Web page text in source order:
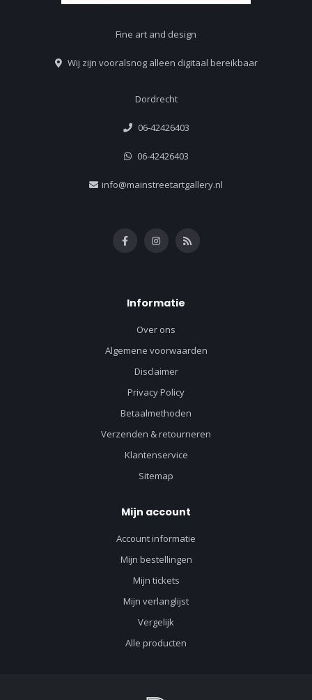
Fine art and design
Wij zijn vooralsnog alleen digitaal bereikbaar
Dordrecht
06-42426403
06-42426403
info@mainstreetartgallery.nl
Informatie
Over ons
Algemene voorwaarden
Disclaimer
Privacy Policy
Betaalmethoden
Verzenden & retourneren
Klantenservice
Sitemap
Mijn account
Account informatie
Mijn bestellingen
Mijn tickets
Mijn verlanglijst
Vergelijk
Alle producten